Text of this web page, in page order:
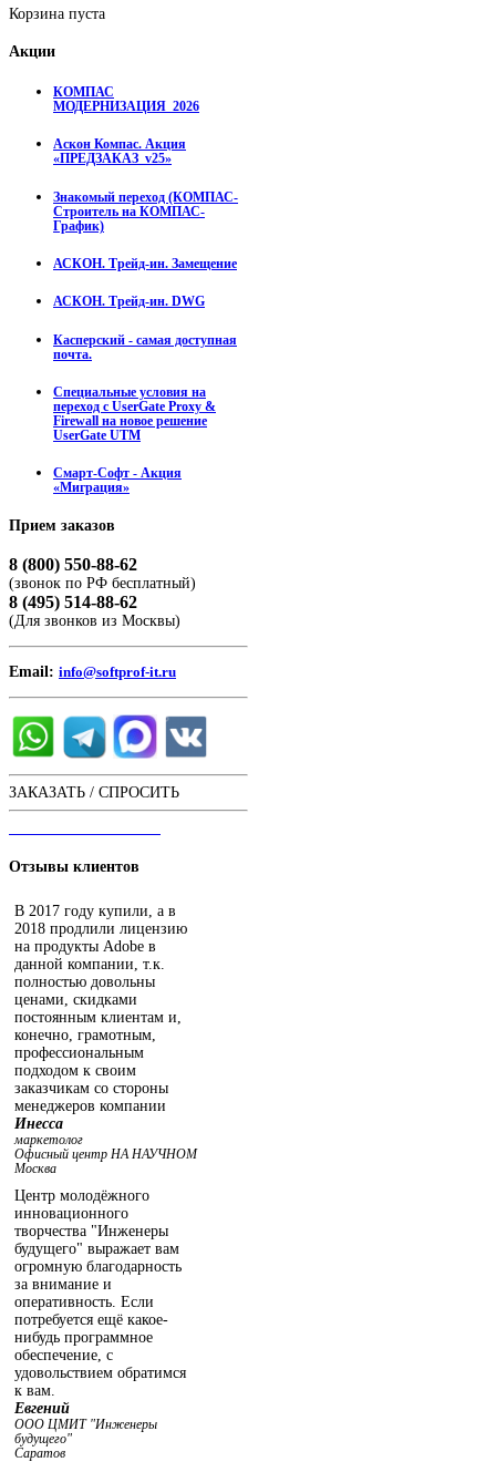
Корзина пуста
Акции
КОМПАС
МОДЕРНИЗАЦИЯ_2026
Аскон Компас. Акция
«ПРЕДЗАКАЗ_v25»
Знакомый переход (КОМПАС-
Строитель на КОМПАС-
График)
АСКОН. Трейд-ин. Замещение
АСКОН. Трейд-ин. DWG
Касперский - самая доступная
почта.
Специальные условия на
переход с UserGate Proxy &
Firewall на новое решение
UserGate UTM
Смарт-Софт - Акция
«Миграция»
Прием заказов
8 (800) 550-88-62
(звонок по РФ бесплатный)
8 (495) 514-88-62
(Для звонков из Москвы)
Email: info@softprof-it.ru
ЗАКАЗАТЬ / СПРОСИТЬ
Отзывы клиентов
В 2017 году купили, а в
2018 продлили лицензию
на продукты Adobe в
данной компании, т.к.
полностью довольны
ценами, скидками
постоянным клиентам и,
конечно, грамотным,
профессиональным
подходом к своим
заказчикам со стороны
менеджеров компании
Инесса
маркетолог
Офисный центр НА НАУЧНОМ
Москва
Центр молодёжного
инновационного
творчества "Инженеры
будущего" выражает вам
огромную благодарность
за внимание и
оперативность. Если
потребуется ещё какое-
нибудь программное
обеспечение, с
удовольствием обратимся
к вам.
Евгений
ООО ЦМИТ "Инженеры
будущего"
Саратов